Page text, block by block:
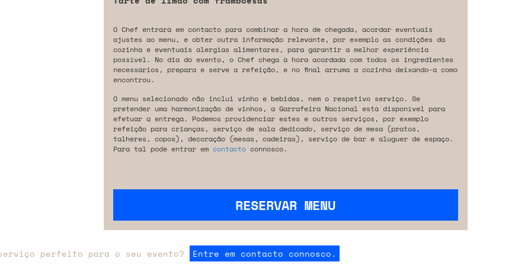
O Chef entrará em contacto para combinar a hora de chegada, acordar eventuais
ajustes ao menu, e obter outra informação relevante, por exemplo as condições da
cozinha e eventuais alergias alimentares, para garantir a melhor experiência
possível. No dia do evento, o Chef chega à hora acordada com todos os ingredientes
necessários, prepara e serve a refeição, e no final arruma a cozinha deixando-a como
encontrou.
O menu selecionado não inclui vinho e bebidas, nem o respetivo serviço. Se
pretender uma harmonização de vinhos, a Garrafeira Nacional está disponível para
efetuar a entrega. Podemos providenciar estes e outros serviços, por exemplo
refeição para crianças, serviço de sala dedicado, serviço de mesa (pratos,
talheres, copos), decoração (mesas, cadeiras), serviço de bar e aluguer de espaço.
Para tal pode entrar em contactoconnosco.
RESERVAR MENU
perfeito para o seu evento? Entre em contacto connosco.